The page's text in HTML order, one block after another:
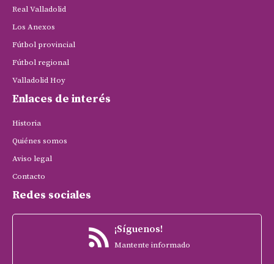
Real Valladolid
Los Anexos
Fútbol provincial
Fútbol regional
Valladolid Hoy
Enlaces de interés
Historia
Quiénes somos
Aviso legal
Contacto
Redes sociales
¡Síguenos!
Mantente informado